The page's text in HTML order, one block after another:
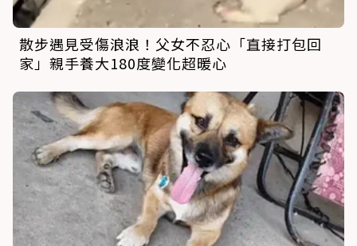
散步遇見受傷浪浪！父女不忍心「直接打包回
家」親手養大180度變化超暖心